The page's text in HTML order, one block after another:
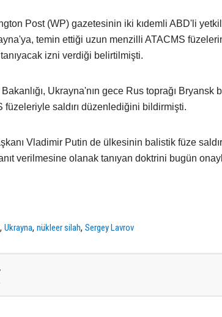
Post (WP) gazetesinin iki kıdemli ABD'li
temin ettiği uzun menzilli ATACMS
izni verdiği belirtilmişti.
Ukrayna'nın gece Rus toprağı Bryansk
füzeleriyle saldırı düzenlediğini bildirmişti.
Vladimir Putin de ülkesinin balistik füze
verilmesine olanak tanıyan doktrini bugün
,Ukrayna,nükleer silah,Sergey Lavrov